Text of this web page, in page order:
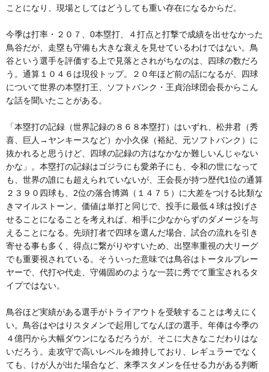
ことになり、現場としてはどうしても重い存在になるからだ。
今季は打率・２０７、0本塁打、４打点と打撃で成績を出せなかった
鳥谷だが、走塁も守備も大きな衰えを見せているわけではない。鳥
谷という選手を評価する上で見落とされがちなのは、四球の数だろ
う。通算１０４６は現役トップ。２０年ほど前の話になるが、四球
について世界の本塁打王、ソフトバンク・王貞治球団会長からこん
な話を聞いたことがある。
「本塁打の記録（世界記録の８６８本塁打）はいずれ、松井君（秀
喜、巨人→ヤンキースなど）か小久保（裕紀、元ソフトバンク）に
抜かれると思うけど、四球の記録の方はなかなか難しいんじゃない
かな」。本塁打の記録はゴジラにも愛弟子にも、令和の世になって
も、世界の誰にも超えられていないが、王会長が持つ歴代1位の通算
２３９０四球も、2位の落合博満（１４７５）に大差をつける比類な
きマイルストーン。価値は単打と同じで、投手に最低４球は投げさ
せることになることを考えれば、相手に少なからずのダメージを与
えることになる。先頭打者で四球を選んだ場合、試合の流れを引き
寄せる事も多く、得点に繋がりやすいため、出塁率重視の大リーグ
でも重要視されている。そういった意味では鳥谷はトータルプレー
ヤーで、代打や代走、守備固めのような一芸に秀でて重宝されるタ
イプではない。
鳥谷ほど実績がある選手がトライアウトを受験することは考えにく
い。鳥谷はやはりスタメンで起用してなんぼの選手。年俸は今季の
４億円から大幅ダウンになるだろうが、そこに大きなこだわりはな
いだろう。走攻守で高いレベルを維持しており、レギュラーでなく
ても、けが人が出た場合など、来季スタメンを任せる力がある判断